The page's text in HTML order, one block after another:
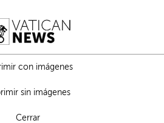
con imágenes
sin imágenes
Cerrar